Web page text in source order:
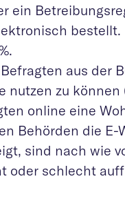
ein
bestellt.
aus der
zu können
online eine
Behörden die
sind nach wie
oder schlecht